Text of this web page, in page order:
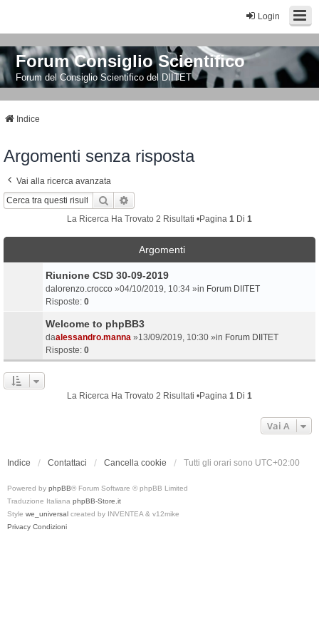
Login
Forum Consiglio Scientifico
Forum del Consiglio Scientifico del DIITET
Indice
Argomenti senza risposta
Vai alla ricerca avanzata
Cerca
La Ricerca Ha Trovato 2 Risultati •Pagina 1 Di 1
Argomenti
Riunione CSD 30-09-2019
da lorenzo.crocco »04/10/2019, 10:34 »in Forum DIITET
Risposte: 0
Welcome to phpBB3
daalessandro.manna »13/09/2019, 10:30 »in Forum DIITET
Risposte: 0
La Ricerca Ha Trovato 2 Risultati •Pagina 1 Di 1
Vai A
Indice Contattaci Cancella cookie Tutti gli orari sono UTC+02:00
Powered by phpBB® Forum Software © phpBB Limited
Traduzione Italiana phpBB-Store.it
Style we_universal created by INVENTEA & v12mike
Privacy Condizioni